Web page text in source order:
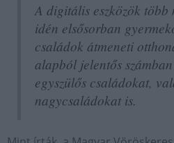
A digitális eszközök
idén elsősorban
családok átmeneti
alapból jelentős
egyszülős családokat,
nagycsaládokat is.